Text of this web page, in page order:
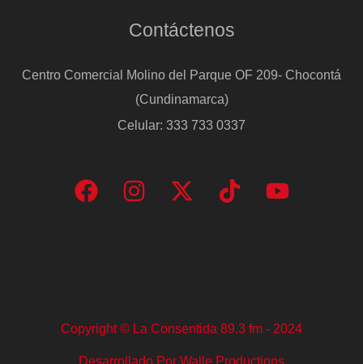
Contáctenos
Centro Comercial Molino del Parque OF 209- Chocontá
(Cundinamarca)
Celular: 333 733 0337
Copyright © La Consentida 89.3 fm - 2024
Desarrollado Por Walle Productions